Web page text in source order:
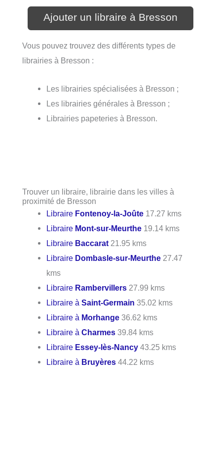
Ajouter un libraire à Bresson
Vous pouvez trouvez des différents types de
librairies à Bresson :
Les librairies spécialisées à Bresson ;
Les librairies générales à Bresson ;
Librairies papeteries à Bresson.
Trouver un libraire, librairie dans les villes à
proximité de Bresson
Libraire Fontenoy-la-Joûte 17.27 kms
Libraire Mont-sur-Meurthe 19.14 kms
Libraire Baccarat 21.95 kms
Libraire Dombasle-sur-Meurthe 27.47
kms
Libraire Rambervillers 27.99 kms
Libraire àSaint-Germain 35.02 kms
Libraire à Morhange 36.62 kms
Libraire àCharmes 39.84 kms
Libraire Essey-lès-Nancy 43.25 kms
Libraire à Bruyères 44.22 kms